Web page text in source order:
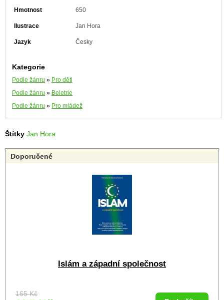
Hmotnost 650
Ilustrace Jan Hora
Jazyk Česky
Kategorie
Podle žánru » Pro děti
Podle žánru » Beletrie
Podle žánru » Pro mládež
Štítky Jan Hora
Doporučené
Islám a západní společnost
165 Kč